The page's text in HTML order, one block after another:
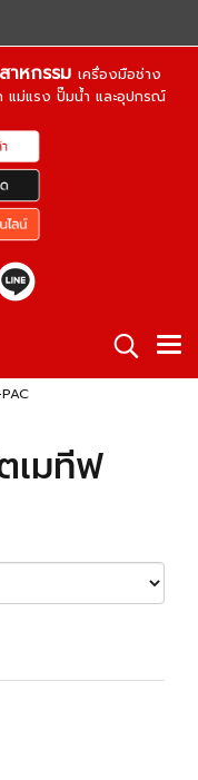
าหกรรม เครื่องมือช่าง
แม่แรง ปั๊มน้ำ และอุปกรณ์
เมทีฟ